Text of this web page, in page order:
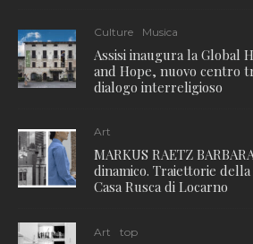
Culture Musica
Assisi inaugura la Global
and Hope, nuovo centro
dialogo interreligioso
Art
MARKUS RAETZ
dinamico. Traiettorie
Casa Rusca di Locarno
Art top